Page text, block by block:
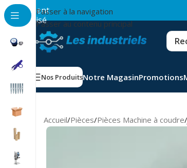
Passer à la navigation
Passer au contenu principal
Paiement
sécurisé
Nos ProduitsNotre MagasinPromotions
Accueil/Pièces/Pièces Machine à coudre/